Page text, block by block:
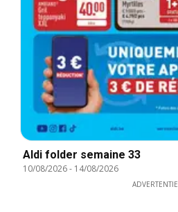
Aldi folder semaine 33
10/08/2026- 14/08/2026
ADVERTENTIE